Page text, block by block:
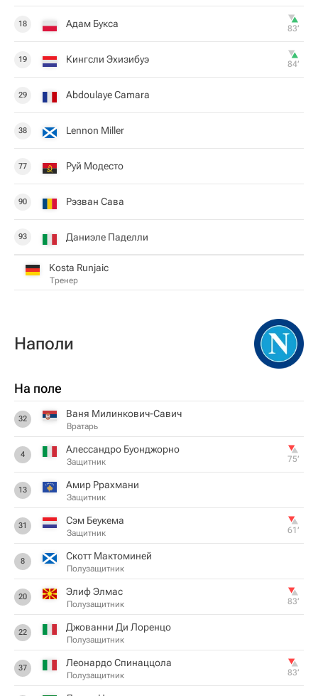
18 Адам Букса 83‎’‎
19 Кингсли Эхизибуэ 84‎’‎
29 Abdoulaye Camara
38 Lennon Miller
77 Руй Модесто
90 Рэзван Сава
93 Даниэле Паделли
Kosta Runjaic
Тренер
Наполи
На поле
32 Ваня Милинкович-Савич
Вратарь
4 Алессандро Буонджорно
Защитник 75‎’‎
13 Амир Ррахмани
Защитник
31 Сэм Беукема
Защитник 61‎’‎
8 Скотт Мактоминей
Полузащитник
20 Элиф Элмас
Полузащитник 83‎’‎
22 Джованни Ди Лоренцо
Полузащитник
37 Леонардо Спинаццола
Полузащитник 83‎’‎